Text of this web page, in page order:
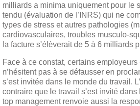
milliards a minima uniquement pour le
tendu (évaluation de l’INRS) qui ne
types de stress et autres pathologies
cardiovasculaires, troubles musculo-
la facture s’élèverait de 5 à 6 milliards
Face à ce constat, certains
n’hésitent pas à se défausser en
s’est invitée dans le monde du travail.
contraire que le travail s’est invité
top management renvoie aussi la